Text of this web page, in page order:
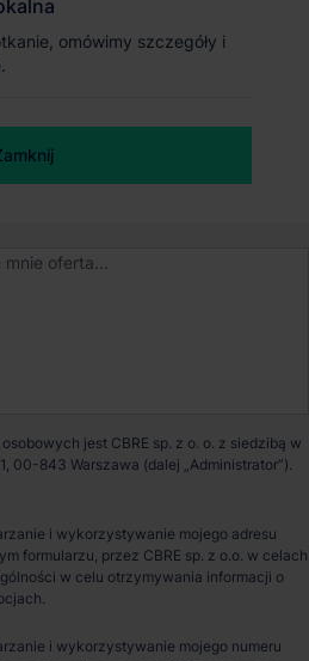
Błonie-Metropol
Od zaraz
omówimy szczegóły i
jest CBRE sp. z o. o. z siedzibą w
00-843 Warszawa (dalej „Administrator”).
i wykorzystywanie mojego adresu
formularzu, przez CBRE sp. z o.o. w celach
w celu otrzymywania informacji o
i wykorzystywanie mojego numeru
omówimy szczegóły i